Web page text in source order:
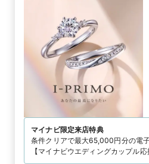
マイナビ限定来店特典
条件クリアで最大65,000円分の電
【マイナビウエディングカップル